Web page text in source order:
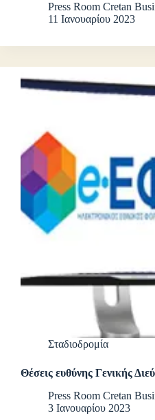
Press Room Cretan
11 Ιανουαρίου 2023
Σταδιοδρομία
Θέσεις ευθύνης Γενικής
Press Room Cretan
3 Ιανουαρίου 2023